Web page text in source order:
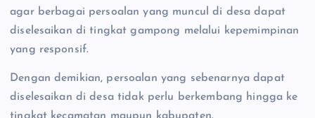
agar berbagai persoalan yang muncul di desa dapat
diselesaikan di tingkat gampong melalui kepemimpinan
yang responsif.
Dengan demikian, persoalan yang sebenarnya dapat
diselesaikan di desa tidak perlu berkembang hingga ke
tingkat kecamatan maupun kabupaten.